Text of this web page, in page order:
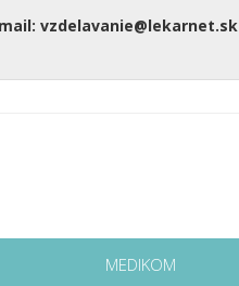
vzdelavanie@lekarnet.sk
MEDIKOM